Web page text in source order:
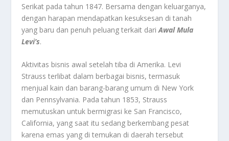
Serikat pada tahun 1847. Bersama dengan keluarganya,
dengan harapan mendapatkan kesuksesan di tanah
yang baru dan penuh peluang terkait dariAwal Mula
Levi’s.
Aktivitas bisnis awal setelah tiba di Amerika. Levi
Strauss terlibat dalam berbagai bisnis, termasuk
menjual kain dan barang-barang umum di New York
dan Pennsylvania. Pada tahun 1853, Strauss
memutuskan untuk bermigrasi ke San Francisco,
California, yang saat itu sedang berkembang pesat
karena emas yang di temukan di daerah tersebut